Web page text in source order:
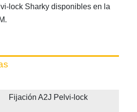
lock Sharky disponibles en la
A2J Pelvi-lock